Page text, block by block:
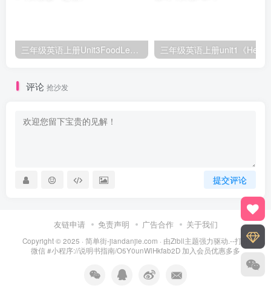
评论 抢沙发
提交评论
友链申请 免责声明 广告合作 关于我们
Copyright © 2025 · 简单街-jiandanjie.com · 由Zibll主题强力驱动.--打开
微信 #小程序://说明书指南/O5Y0unWlHkfab2D 加入会员优惠多多